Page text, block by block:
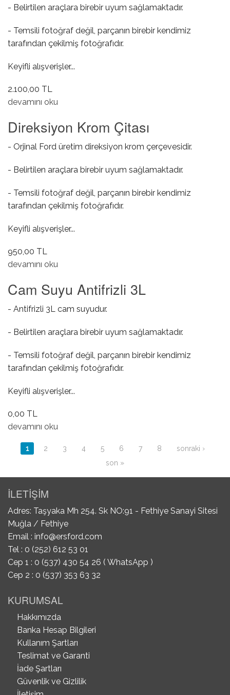
- Belirtilen araçlara birebir uyum sağlamaktadır.
- Temsili fotoğraf değil, parçanın birebir kendimiz
tarafından çekilmiş fotoğrafıdır.
Keyifli alışverişler...
2.100,00 TL
Far Açma Anahtarı ( Sisli ) hakkında
devamını oku
Direksiyon Krom Çitası
- Orjinal Ford üretim direksiyon krom çerçevesidir.
- Belirtilen araçlara birebir uyum sağlamaktadır.
- Temsili fotoğraf değil, parçanın birebir kendimiz
tarafından çekilmiş fotoğrafıdır.
Keyifli alışverişler...
950,00 TL
Direksiyon Krom Çitası hakkında
devamını oku
Cam Suyu Antifrizli 3L
- Antifrizli 3L cam suyudur.
- Belirtilen araçlara birebir uyum sağlamaktadır.
- Temsili fotoğraf değil, parçanın birebir kendimiz
tarafından çekilmiş fotoğrafıdır.
Keyifli alışverişler...
0,00 TL
Cam Suyu Antifrizli 3L hakkında
devamını oku
Sayfalar
1 2 3 4 5 6 7 8
sonraki ›
son »
İLETİŞİM
Adres: Taşyaka Mh 254. Sk NO:91 - Fethiye Sanayi Sitesi
Muğla / Fethiye
Email : info@ersford.com
Tel : 0 (252) 612 53 01
Cep 1 : 0 (537) 430 54 26 ( WhatsApp )
Cep 2 : 0 (537) 353 63 32
KURUMSAL
Hakkımızda
Banka Hesap Bilgileri
Kullanım Şartları
Teslimat ve Garanti
İade Şartları
Güvenlik ve Gizlilik